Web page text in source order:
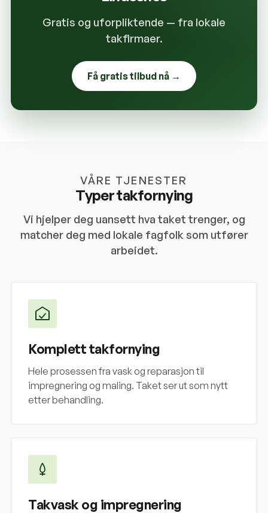
Gratis og uforpliktende — fra lokale
takfirmaer.
Få gratis tilbud nå →
VÅRE TJENESTER
Typer takfornying
Vi hjelper deg uansett hva taket trenger, og
matcher deg med lokale fagfolk som utfører
arbeidet.
Komplett takfornying
Hele prosessen fra vask og reparasjon til
impregnering og maling. Taket ser ut som nytt
etter behandling.
Takvask og impregnering